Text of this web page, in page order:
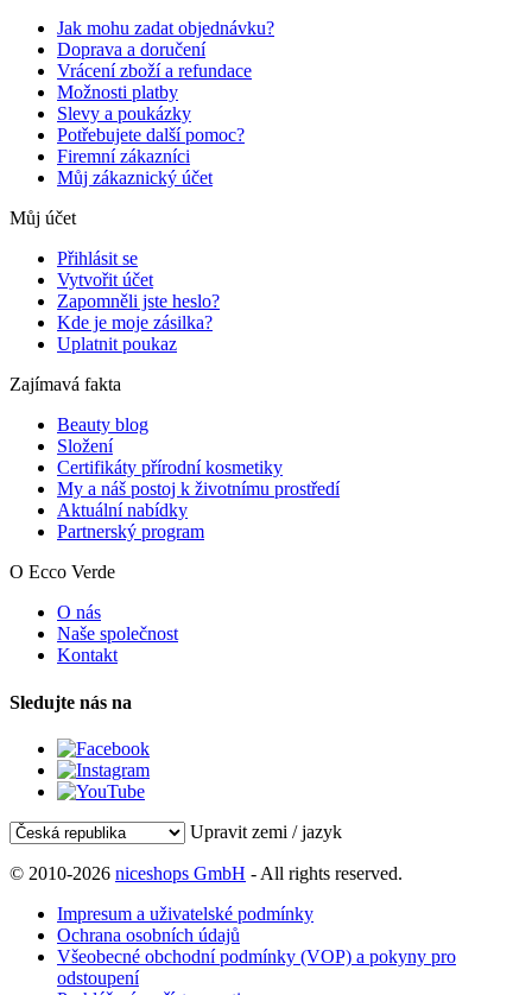
Jak mohu zadat objednávku?
Doprava a doručení
Vrácení zboží a refundace
Možnosti platby
Slevy a poukázky
Potřebujete další pomoc?
Firemní zákazníci
Můj zákaznický účet
Můj účet
Přihlásit se
Vytvořit účet
Zapomněli jste heslo?
Kde je moje zásilka?
Uplatnit poukaz
Zajímavá fakta
Beauty blog
Složení
Certifikáty přírodní kosmetiky
My a náš postoj k životnímu prostředí
Aktuální nabídky
Partnerský program
O Ecco Verde
O nás
Naše společnost
Kontakt
Sledujte nás na
Upravit zemi / jazyk
© 2010-2026 niceshops GmbH - All rights reserved.
Impresum a uživatelské podmínky
Ochrana osobních údajů
Všeobecné obchodní podmínky (VOP) a pokyny pro
odstoupení